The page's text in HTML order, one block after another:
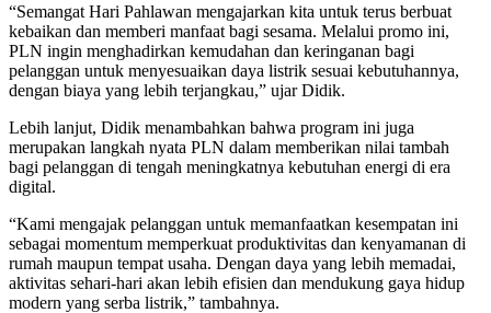
“Semangat Hari Pahlawan mengajarkan kita untuk terus berbuat
kebaikan dan memberi manfaat bagi sesama. Melalui promo ini,
PLN ingin menghadirkan kemudahan dan keringanan bagi
pelanggan untuk menyesuaikan daya listrik sesuai kebutuhannya,
dengan biaya yang lebih terjangkau,” ujar Didik.
Lebih lanjut, Didik menambahkan bahwa program ini juga
merupakan langkah nyata PLN dalam memberikan nilai tambah
bagi pelanggan di tengah meningkatnya kebutuhan energi di era
digital.
“Kami mengajak pelanggan untuk memanfaatkan kesempatan ini
sebagai momentum memperkuat produktivitas dan kenyamanan di
rumah maupun tempat usaha. Dengan daya yang lebih memadai,
aktivitas sehari-hari akan lebih efisien dan mendukung gaya hidup
modern yang serba listrik,” tambahnya.